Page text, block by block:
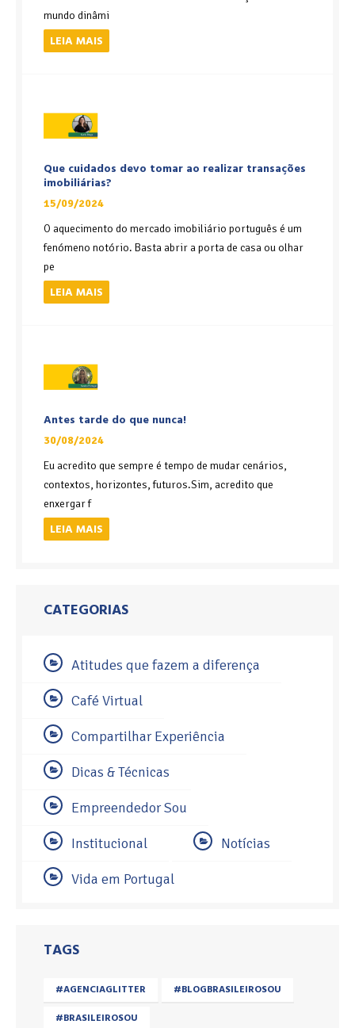
mundo dinâmi
LEIA MAIS
Que cuidados devo tomar ao realizar transações
imobiliárias?
15/09/2024
O aquecimento do mercado imobiliário português é um
fenómeno notório. Basta abrir a porta de casa ou olhar
pe
LEIA MAIS
Antes tarde do que nunca!
30/08/2024
Eu acredito que sempre é tempo de mudar cenários,
contextos, horizontes, futuros.Sim, acredito que
enxergar f
LEIA MAIS
CATEGORIAS
Atitudes que fazem a diferença
Café Virtual
Compartilhar Experiência
Dicas & Técnicas
Empreendedor Sou
Institucional Notícias
Vida em Portugal
TAGS
#AGENCIAGLITTER
#BLOGBRASILEIROSOU
#BRASILEIROSOU